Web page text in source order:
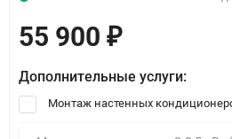
55 900 ₽
Дополнительные услуги:
Монтаж настенных